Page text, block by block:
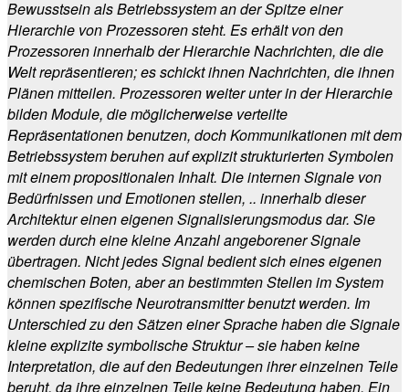
Bewusstsein als Betriebssystem an der Spitze einer
Hierarchie von Prozessoren steht. Es erhält von den
Prozessoren innerhalb der Hierarchie Nachrichten, die die
Welt repräsentieren; es schickt ihnen Nachrichten, die ihnen
Plänen mitteilen. Prozessoren weiter unter in der Hierarchie
bilden Module, die möglicherweise verteilte
Repräsentationen benutzen, doch Kommunikationen mit dem
Betriebssystem beruhen auf explizit strukturierten Symbolen
mit einem propositionalen Inhalt. Die internen Signale von
Bedürfnissen und Emotionen stellen, .. innerhalb dieser
Architektur einen eigenen Signalisierungsmodus dar. Sie
werden durch eine kleine Anzahl angeborener Signale
übertragen. Nicht jedes Signal bedient sich eines eigenen
chemischen Boten, aber an bestimmten Stellen im System
können spezifische Neurotransmitter benutzt werden. Im
Unterschied zu den Sätzen einer Sprache haben die Signale
kleine explizite symbolische Struktur – sie haben keine
Interpretation, die auf den Bedeutungen ihrer einzelnen Teile
beruht, da ihre einzelnen Teile keine Bedeutung haben. Ein